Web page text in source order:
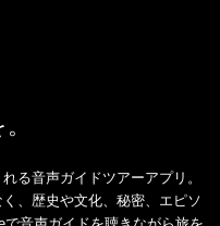
る音声ガイドツアーアプリ。
、歴史や文化、秘密、エピソ